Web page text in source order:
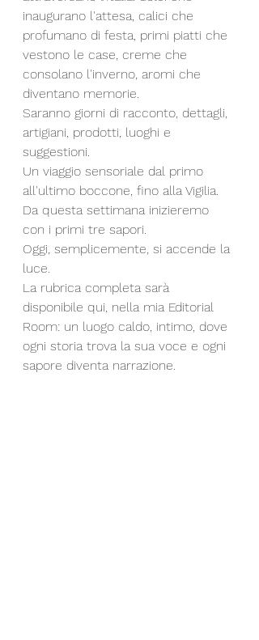
inaugurano l'attesa, calici che
profumano di festa, primi piatti che
vestono le case, creme che
consolano l'inverno, aromi che
diventano memorie.
Saranno giorni di racconto, dettagli,
artigiani, prodotti, luoghi e
suggestioni.
Un viaggio sensoriale dal primo
all'ultimo boccone, fino alla Vigilia.
Da questa settimana inizieremo
con i primi tre sapori.
Oggi, semplicemente, si accende la
luce.
La rubrica completa sarà
disponibile qui, nella mia Editorial
Room: un luogo caldo, intimo, dove
ogni storia trova la sua voce e ogni
sapore diventa narrazione.